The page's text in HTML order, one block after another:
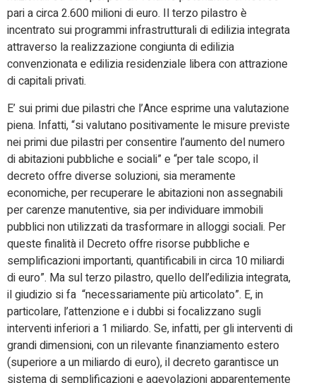
pari a circa 2.600 milioni di euro. Il terzo pilastro è
incentrato sui programmi infrastrutturali di edilizia integrata
attraverso la realizzazione congiunta di edilizia
convenzionata e edilizia residenziale libera con attrazione
di capitali privati.
E’ sui primi due pilastri che l’Ance esprime una valutazione
piena. Infatti, “si valutano positivamente le misure previste
nei primi due pilastri per consentire l’aumento del numero
di abitazioni pubbliche e sociali” e “per tale scopo, il
decreto offre diverse soluzioni, sia meramente
economiche, per recuperare le abitazioni non assegnabili
per carenze manutentive, sia per individuare immobili
pubblici non utilizzati da trasformare in alloggi sociali. Per
queste finalità il Decreto offre risorse pubbliche e
semplificazioni importanti, quantificabili in circa 10 miliardi
di euro”. Ma sul terzo pilastro, quello dell’edilizia integrata,
il giudizio si fa “necessariamente più articolato”. E, in
particolare, l’attenzione e i dubbi si focalizzano sugli
interventi inferiori a 1 miliardo. Se, infatti, per gli interventi di
grandi dimensioni, con un rilevante finanziamento estero
(superiore a un miliardo di euro), il decreto garantisce un
sistema di semplificazioni e agevolazioni apparentemente